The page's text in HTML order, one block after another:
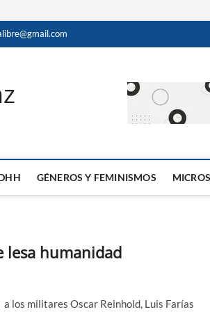
GÉNEROS Y FEMINISMOS MICROS
lesa humanidad
los militares Oscar Reinhold, Luis Farías